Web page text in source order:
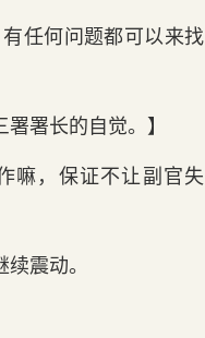
任何问题都可以来找
署长的自觉。】
嘛，保证不让副官失
震动。